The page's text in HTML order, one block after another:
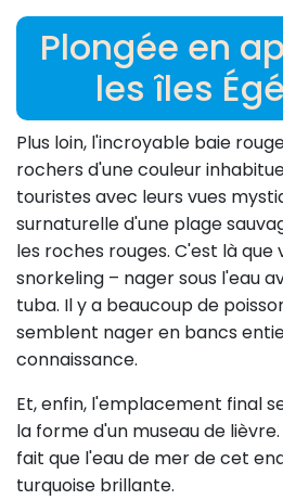
Plongée en
les îles
Plus loin, l'incroyable baie
rochers d'une couleur
touristes avec leurs vues
surnaturelle d'une plage
les roches rouges. C'est là que
snorkeling – nager sous l'eau
tuba. Il y a beaucoup de
semblent nager en bancs
connaissance.
Et, enfin, l'emplacement final
la forme d'un museau de
fait que l'eau de mer de cet
turquoise brillante.